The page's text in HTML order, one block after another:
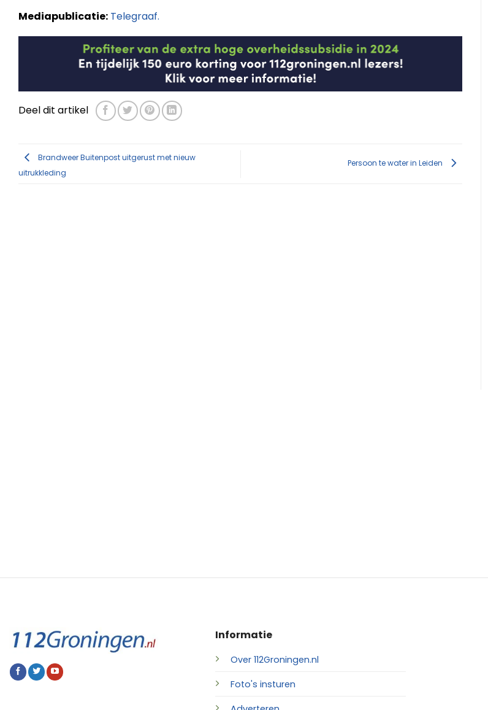
Mediapublicatie: Telegraaf.
Deel dit artikel
Brandweer Buitenpost uitgerust met nieuw
uitrukkleding
Persoon te water in Leiden
Informatie
Over 112Groningen.nl
Foto's insturen